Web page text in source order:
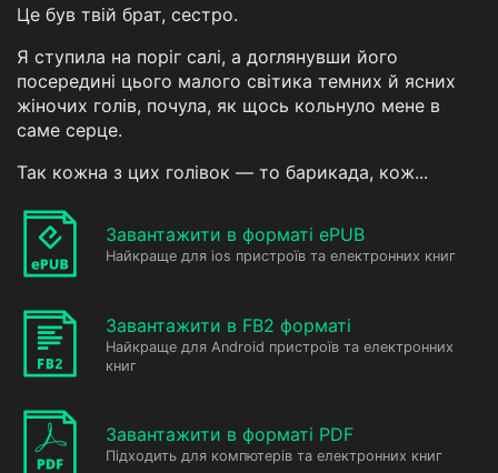
Це був твій брат, сестро.
Я ступила на поріг салі, а доглянувши його
посередині цього малого світика темних й ясних
жіночих голів, почула, як щось кольнуло мене в
саме серце.
Так кожна з цих голівок — то барикада, кож...
Завантажити в форматі ePUB
Найкраще для ios пристроїв та електронних книг
Завантажити в FB2 форматі
Найкраще для Android пристроїв та електронних
книг
Завантажити в форматі PDF
Підходить для компютерів та електронних книг